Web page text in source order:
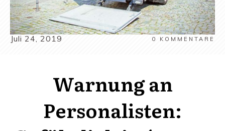
Juli 24, 2019 0 KOMMENTARE
Warnung an
Personalisten: